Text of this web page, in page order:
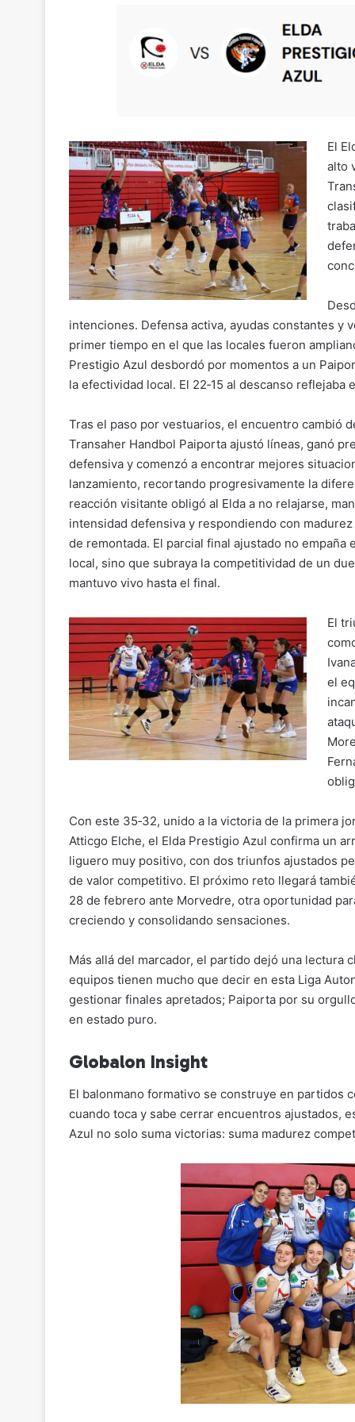
e
b
k
s
e
gr
a
m
p
ar
El
alto
intenciones. Defensa activa, ayudas constantes y
primer tiempo en el que las locales fueron
Prestigio Azul desbordó por momentos a un
la efectividad local. El 22‑15 al descanso
Tras el paso por vestuarios, el encuentro cambió
Transaher Handbol Paiporta ajustó líneas, ganó
defensiva y comenzó a encontrar mejores
lanzamiento, recortando progresivamente la
reacción visitante obligó al Elda a no relajarse,
intensidad defensiva y respondiendo con
de remontada. El parcial final ajustado no empaña
local, sino que subraya la competitividad de un
mantuvo vivo hasta el final.
El
el
Con este 35‑32, unido a la victoria de la primera
Atticgo Elche, el Elda Prestigio Azul confirma un
liguero muy positivo, con dos triunfos ajustados
de valor competitivo. El próximo reto llegará
28 de febrero ante Morvedre, otra oportunidad
creciendo y consolidando sensaciones.
Más allá del marcador, el partido dejó una lectura
equipos tienen mucho que decir en esta Liga
gestionar finales apretados; Paiporta por su
en estado puro.
Globalon Insight
El balonmano formativo se construye en partidos
cuando toca y sabe cerrar encuentros ajustados,
Azul no solo suma victorias: suma madurez